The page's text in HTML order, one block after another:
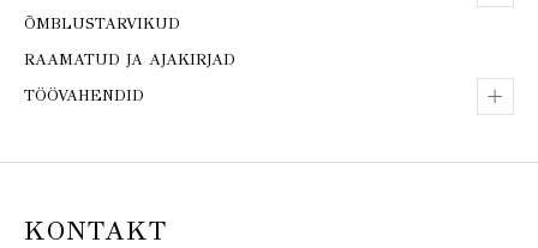
ÕMBLUSTARVIKUD
RAAMATUD JA AJAKIRJAD
+
TÖÖVAHENDID
KONTAKT